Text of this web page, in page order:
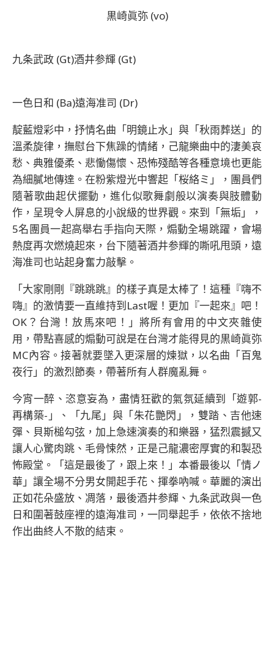
黒崎眞弥 (vo)
九条武政 (Gt)酒井参輝 (Gt)
一色日和 (Ba)遠海准司 (Dr)
靛藍燈彩中，抒情名曲「明鏡止水」與「秋雨葬送」的
溫柔旋律，撫慰台下焦躁的情緒，己龍樂曲中的淒美哀
愁、典雅優柔、悲慟傷懷、恐怖殘酷等各種意境也更能
為細膩地傳達。在粉紫燈光中響起「桜絡ミ」，團員們
隨著歌曲起伏擺動，進化似歌舞劇般以演奏與肢體動
作，呈現令人屏息的小說級的世界觀。來到「無垢」，
5名團員一起高舉右手指向天際，煽動全場跳躍，會場
熱度再次燃燒起來，台下隨著酒井参輝的嘶吼甩頭，遠
海准司也站起身奮力敲擊。
「大家剛剛『跳跳跳』的樣子真是太棒了！這種『嗨不
嗨』的激情要一直維持到Last喔！更加『一起來』吧！
OK？台灣！放馬來吧！」將所有會用的中文夾雜使
用，帶點喜感的煽動可說是在台灣才能得見的黒崎眞弥
MC內容。接著就要墜入更深層的煉獄，以名曲「百鬼
夜行」的激烈節奏，帶著所有人群魔亂舞。
今宵一醉、恣意妄為，盡情狂歡的氣氛延續到「遊郭-
再構築-」、「九尾」與「朱花艷閃」，雙踏、吉他速
彈、貝斯槌勾弦，加上急速演奏的和樂器，猛烈震撼又
讓人心驚肉跳、毛骨悚然，正是己龍濃密厚實的和製恐
怖殿堂。「這是最後了，跟上來！」本番最後以「情ノ
華」讓全場不分男女開起手花、揮拳吶喊。華麗的演出
正如花朵盛放、凋落，最後酒井参輝、九条武政與一色
日和圍著鼓座裡的遠海准司，一同舉起手，依依不捨地
作出曲終人不散的結束。